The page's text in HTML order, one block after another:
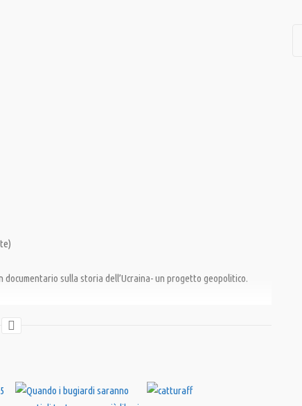
sulla storia dell’Ucraina- un progetto geopolitico.